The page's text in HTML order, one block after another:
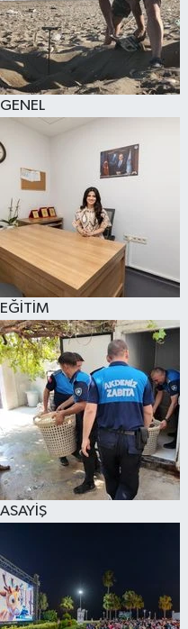
GENEL
EĞİTİM
ASAYİŞ